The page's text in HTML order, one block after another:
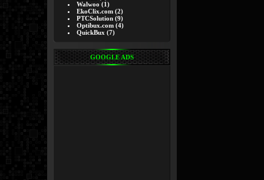
Walwoo (1)
EkoClix.com (2)
PTCSolution (9)
Optibux.com (4)
QuickBux (7)
GOOGLE ADS